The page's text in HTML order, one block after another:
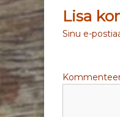
v
i
Lisa
Sinu e-